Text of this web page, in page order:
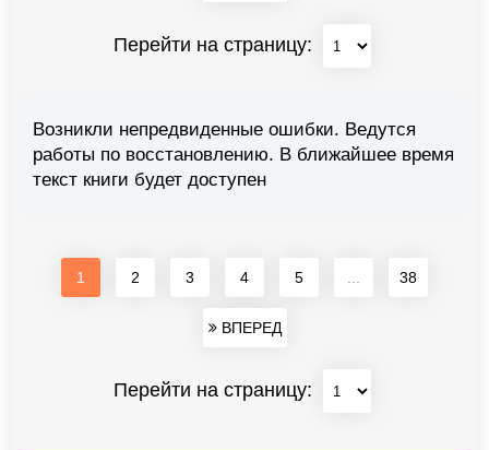
Перейти на страницу:
Возникли непредвиденные ошибки. Ведутся
работы по восстановлению. В ближайшее время
текст книги будет доступен
1 2 3 4 5 38
ВПЕРЕД
Перейти на страницу: